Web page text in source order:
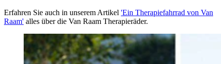
Erfahren Sie auch in unserem Artikel 'Ein Therapiefahrrad von Van
Raam' alles über die Van Raam Therapieräder.